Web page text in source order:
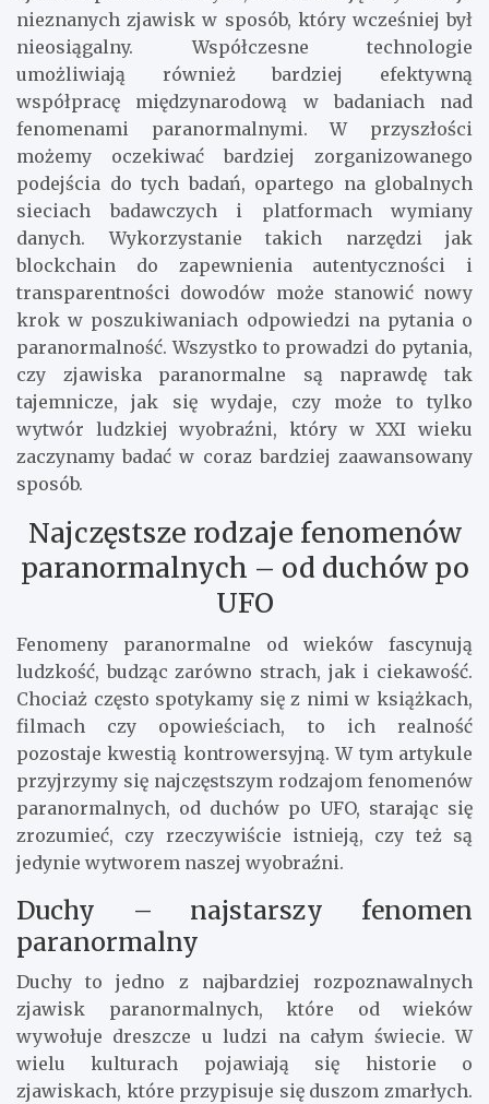
nieznanych zjawisk w sposób, który wcześniej był
nieosiągalny. Współczesne technologie
umożliwiają również bardziej efektywną
współpracę międzynarodową w badaniach nad
fenomenami paranormalnymi. W przyszłości
możemy oczekiwać bardziej zorganizowanego
podejścia do tych badań, opartego na globalnych
sieciach badawczych i platformach wymiany
danych. Wykorzystanie takich narzędzi jak
blockchain do zapewnienia autentyczności i
transparentności dowodów może stanowić nowy
krok w poszukiwaniach odpowiedzi na pytania o
paranormalność. Wszystko to prowadzi do pytania,
czy zjawiska paranormalne są naprawdę tak
tajemnicze, jak się wydaje, czy może to tylko
wytwór ludzkiej wyobraźni, który w XXI wieku
zaczynamy badać w coraz bardziej zaawansowany
sposób.
Najczęstsze rodzaje fenomenów
paranormalnych – od duchów po
UFO
Fenomeny paranormalne od wieków fascynują
ludzkość, budząc zarówno strach, jak i ciekawość.
Chociaż często spotykamy się z nimi w książkach,
filmach czy opowieściach, to ich realność
pozostaje kwestią kontrowersyjną. W tym artykule
przyjrzymy się najczęstszym rodzajom fenomenów
paranormalnych, od duchów po UFO, starając się
zrozumieć, czy rzeczywiście istnieją, czy też są
jedynie wytworem naszej wyobraźni.
Duchy – najstarszy fenomen
paranormalny
Duchy to jedno z najbardziej rozpoznawalnych
zjawisk paranormalnych, które od wieków
wywołuje dreszcze u ludzi na całym świecie. W
wielu kulturach pojawiają się historie o
zjawiskach, które przypisuje się duszom zmarłych.